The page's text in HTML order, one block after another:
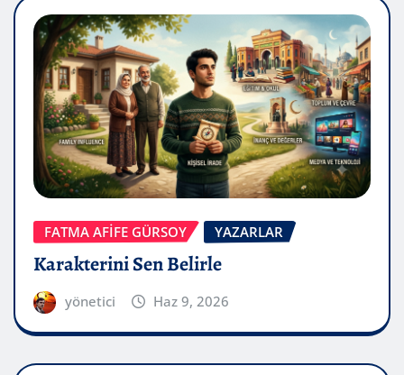
FATMA AFİFE GÜRSOY YAZARLAR
Karakterini Sen Belirle
yönetici Haz 9, 2026